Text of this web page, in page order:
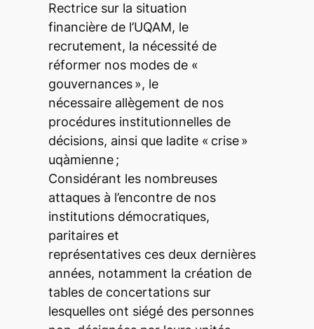
Rectrice sur la situation
financière de l’UQAM, le
recrutement, la nécessité de
réformer nos modes de «
gouvernances », le
nécessaire allègement de nos
procédures institutionnelles de
décisions, ainsi que ladite « crise »
uqàmienne ;
Considérant les nombreuses
attaques à l’encontre de nos
institutions démocratiques,
paritaires et
représentatives ces deux dernières
années, notamment la création de
tables de concertations sur
lesquelles ont siégé des personnes